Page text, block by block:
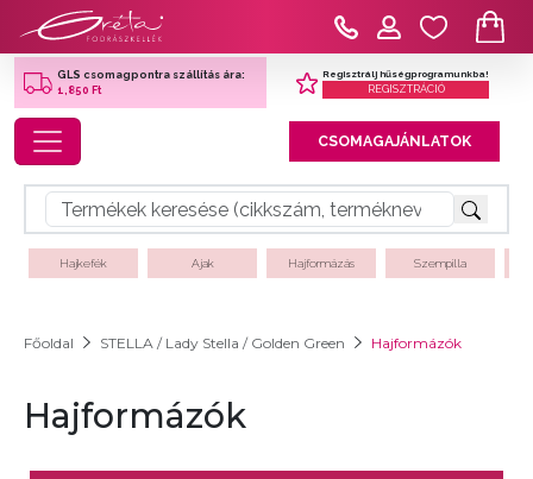
GLS csomagpontra szállítás ára:
1,850 Ft
Regisztrálj hűségprogramunkba!
REGISZTRÁCIÓ
Toggle navigation CSOMAGAJÁNLATOK
Hajkefék Ajak Hajformázás Szempilla
Főoldal STELLA / Lady Stella / Golden Green Hajformázók
Hajformázók